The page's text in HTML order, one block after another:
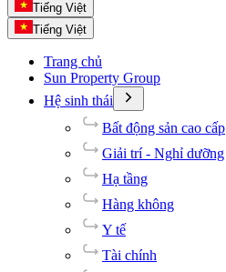
Tiếng Việt
Tiếng Việt
Trang chủ
Sun Property Group
Hệ sinh thái
Bất động sản cao cấp
Giải trí - Nghỉ dưỡng
Hạ tầng
Hàng không
Y tế
Tài chính